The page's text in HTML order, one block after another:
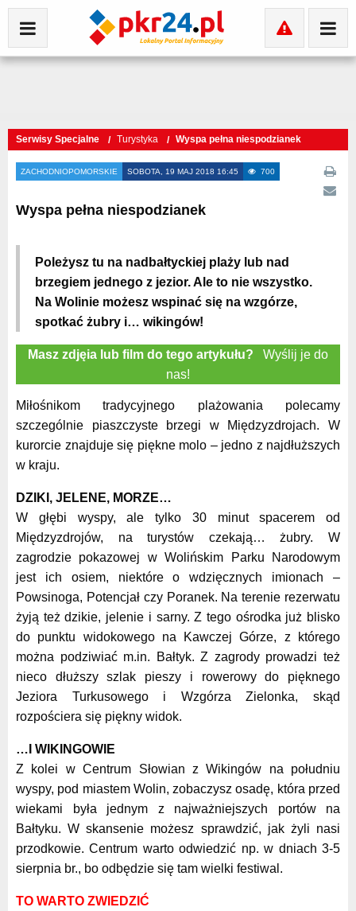
Serwisy Specjalne Turystyka Wyspa pełna niespodzianek
ZACHODNIOPOMORSKIE SOBOTA, 19 MAJ 2018 16:45 700
Wyspa pełna niespodzianek
Poleżysz tu na nadbałtyckiej plaży lub nad
brzegiem jednego z jezior. Ale to nie wszystko.
Na Wolinie możesz wspinać się na wzgórze,
spotkać żubry i… wikingów!
Masz zdjęia lub film do tego artykułu? Wyślij je do
nas!
Miłośnikom tradycyjnego plażowania polecamy
szczególnie piaszczyste brzegi w Międzyzdrojach. W
kurorcie znajduje się piękne molo – jedno z najdłuższych
w kraju.
DZIKI, JELENE, MORZE…
W głębi wyspy, ale tylko 30 minut spacerem od
Międzyzdrojów, na turystów czekają… żubry. W
zagrodzie pokazowej w Wolińskim Parku Narodowym
jest ich osiem, niektóre o wdzięcznych imionach –
Powsinoga, Potencjał czy Poranek. Na terenie rezerwatu
żyją też dzikie, jelenie i sarny. Z tego ośrodka już blisko
do punktu widokowego na Kawczej Górze, z którego
można podziwiać m.in. Bałtyk. Z zagrody prowadzi też
nieco dłuższy szlak pieszy i rowerowy do pięknego
Jeziora Turkusowego i Wzgórza Zielonka, skąd
rozpościera się piękny widok.
…I WIKINGOWIE
Z kolei w Centrum Słowian z Wikingów na południu
wyspy, pod miastem Wolin, zobaczysz osadę, która przed
wiekami była jednym z najważniejszych portów na
Bałtyku. W skansenie możesz sprawdzić, jak żyli nasi
przodkowie. Centrum warto odwiedzić np. w dniach 3-5
sierpnia br., bo odbędzie się tam wielki festiwal.
TO WARTO ZWIEDZIĆ